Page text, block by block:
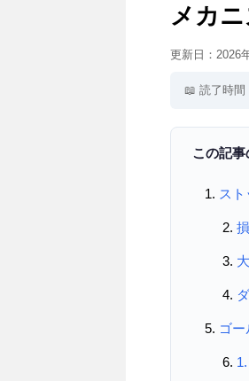
メカ
更新日： 2026
📖 読了時間
この記事
ス
ゴ